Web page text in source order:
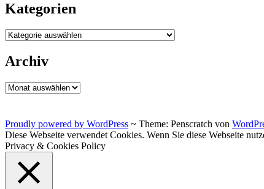
Kategorien
Kategorien
Archiv
Archiv
Proudly powered by WordPress ~ Theme: Penscratch von
Diese Webseite verwendet Cookies. Wenn Sie diese Webseite
Privacy & Cookies Policy